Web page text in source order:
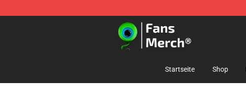
Jacksepticeye Store - Official Jacksepticeye Merchandise Shop
Startseite Shop